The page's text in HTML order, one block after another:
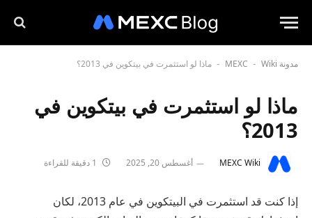
مدونة MEXC - Wiki
- ماذا لو استثمرت في بيتكوين في 2013؟
ماذا لو استثمرت في بيتكوين في
2013؟
MEXC Wiki أغسطس 20, 2025
إذا كنت قد استثمرت في البيتكوين في عام 2013، لكان